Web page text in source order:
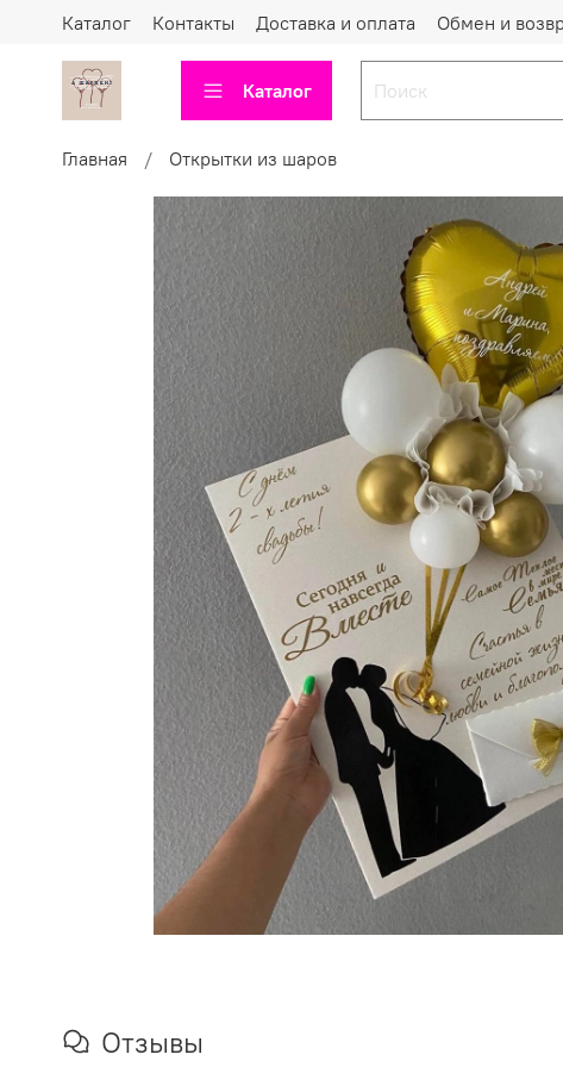
Каталог Контакты Доставка и оплата Обмен и
Каталог
Главная Открытки из шаров
Отзывы